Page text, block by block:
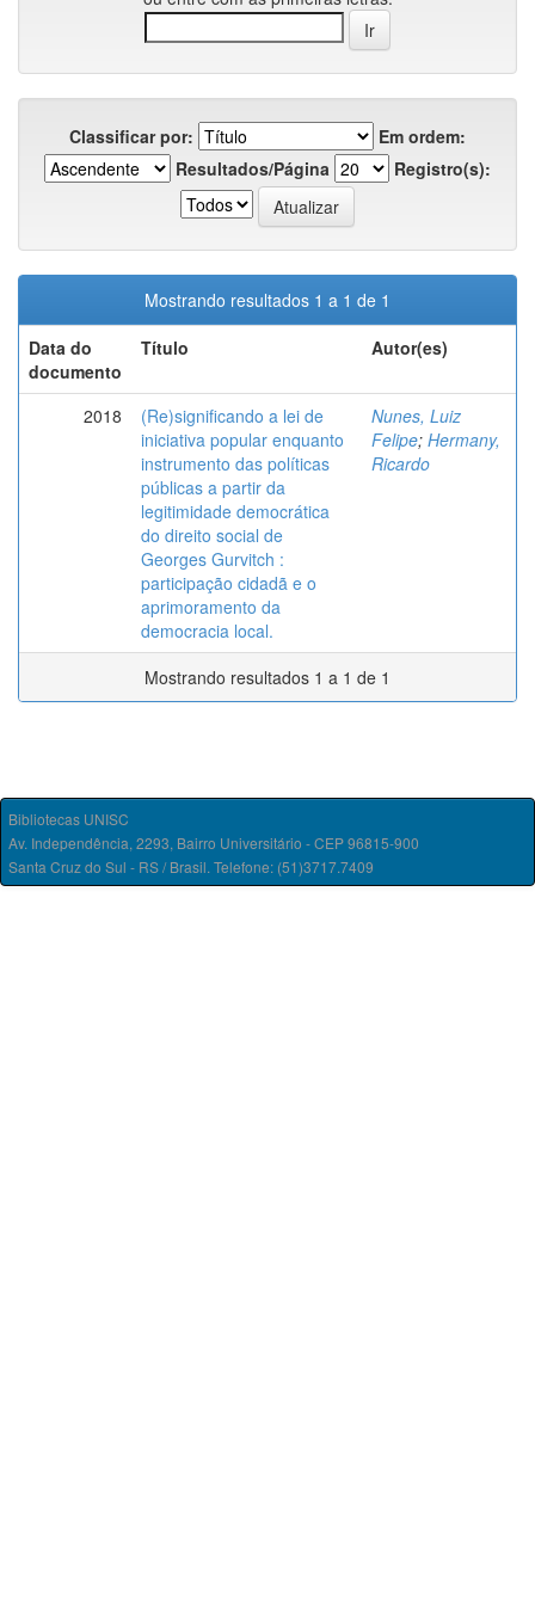
Classificar por:
Em ordem:
Resultados/Página
Registro(s):
Mostrando resultados 1 a 1 de 1
Data do
documento
Título Autor(es)
2018
(Re)significando a lei de
iniciativa popular enquanto
instrumento das políticas
públicas a partir da
legitimidade democrática
do direito social de
Georges Gurvitch :
participação cidadã e o
aprimoramento da
democracia local.
Nunes, Luiz
Felipe; Hermany,
Ricardo
Mostrando resultados 1 a 1 de 1
Bibliotecas UNISC
Av. Independência, 2293, Bairro Universitário - CEP 96815-900
Santa Cruz do Sul - RS / Brasil. Telefone: (51)3717.7409